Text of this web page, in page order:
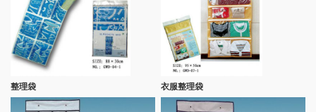
整理袋 衣服整理袋